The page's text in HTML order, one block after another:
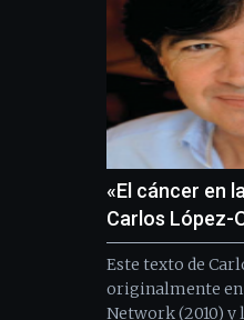
«El cáncer en
Carlos López-
Este texto de
originalmente en
Network (2010)